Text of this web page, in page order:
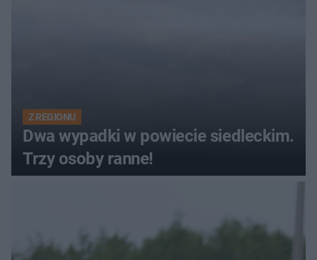
Z REGIONU
Dwa wypadki w powiecie siedleckim.
Trzy osoby ranne!